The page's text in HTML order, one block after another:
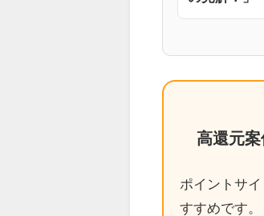
高還元
ポイントサ
すすめです。